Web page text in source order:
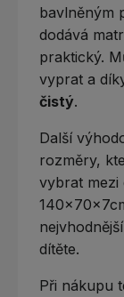
bavlněným
dodává
praktický.
vyprat a
čistý.
Další
rozměry,
vybrat mezi
dítěte.
Při nákupu